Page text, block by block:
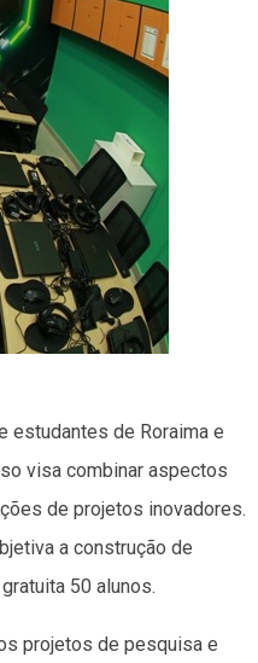
estudantes de Roraima e
visa combinar aspectos
de projetos inovadores.
a construção de
50 alunos.
projetos de pesquisa e